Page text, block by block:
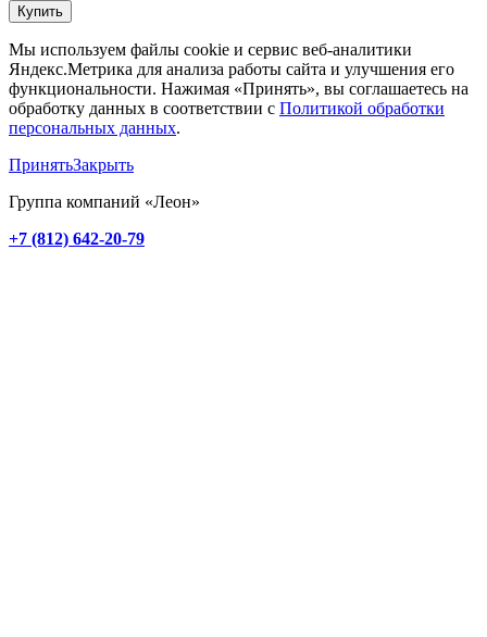
Мы используем файлы cookie и сервис веб-аналитики
Яндекс.Метрика для анализа работы сайта и улучшения его
функциональности. Нажимая «Принять», вы соглашаетесь на
обработку данных в соответствии с Политикой обработки
персональных данных.
ПринятьЗакрыть
Группа компаний «Леон»
+7 (812) 642-20-79